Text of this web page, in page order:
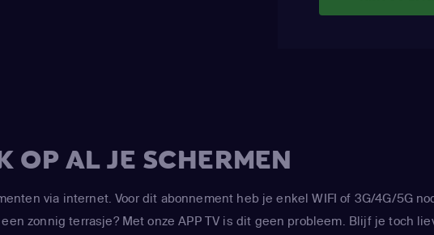
OP AL JE SCHERMEN
via internet. Voor dit abonnement heb je enkel WIFI of 3G/4G/5G
zonnig terrasje? Met onze APP TV is dit geen probleem. Blijf je toch